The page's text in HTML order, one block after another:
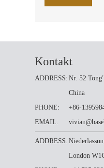
Kontakt
ADDRESS: Nr. 52
China
PHONE:
+86-
EMAIL:
ADDRESS:
London